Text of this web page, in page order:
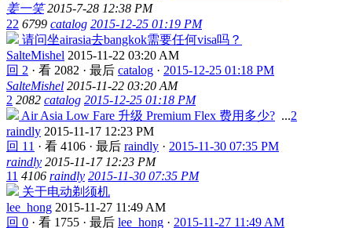
姜一笑 2015-7-28 12:38 PM
22 6799 catalog 2015-12-25 01:19 PM
请问坐airasia去bangkok需要任何visa吗？
SalteMishel 2015-11-22 03:20 AM
回 2 · 看 2082 · 最后 catalog · 2015-12-25 01:18 PM
SalteMishel 2015-11-22 03:20 AM
2 2082 catalog 2015-12-25 01:18 PM
Air Asia Low Fare 升级 Premium Flex 费用多少? ...2
raindly 2015-11-17 12:23 PM
回 11 · 看 4106 · 最后 raindly · 2015-11-30 07:35 PM
raindly 2015-11-17 12:23 PM
11 4106 raindly 2015-11-30 07:35 PM
关于电动剃须机
lee_hong 2015-11-27 11:49 AM
回 0 · 看 1755 · 最后 lee_hong · 2015-11-27 11:49 AM